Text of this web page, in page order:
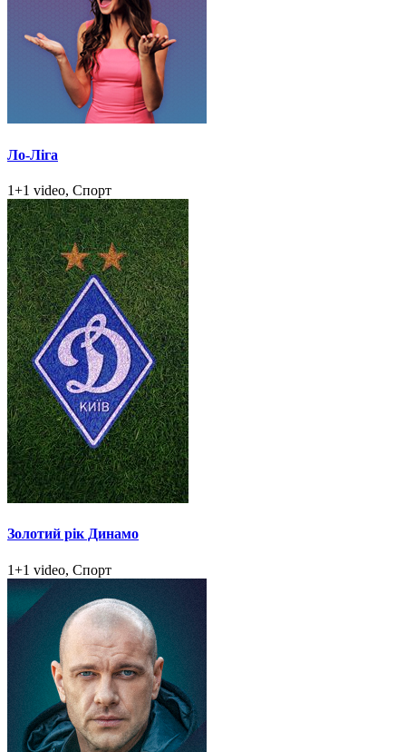
Ло-Ліга
1+1 video, Спорт
Золотий рік Динамо
1+1 video, Спорт